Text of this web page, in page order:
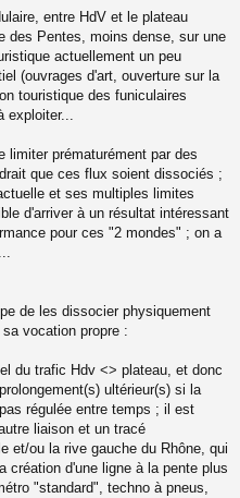
entre HdV et le plateau
des Pentes, moins dense, sur une
actuellement un peu
(ouvrages d'art, ouverture sur la
touristique des funiculaires
exploiter...
limiter prématurément par des
que ces flux soient dissociés ;
et ses multiples limites
d'arriver à un résultat intéressant
pour ces "2 mondes" ; on a
de les dissocier physiquement
vocation propre :
du trafic Hdv <> plateau, et donc
ultérieur(s) si la
régulée entre temps ; il est
liaison et un tracé
et/ou la rive gauche du Rhône, qui
création d'une ligne à la pente plus
"standard", techno à pneus,